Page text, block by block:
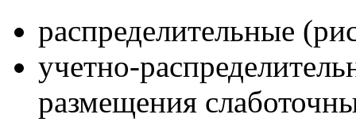
распределительные
учетно-
размещения